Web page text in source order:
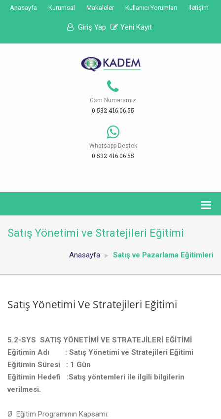
Anasayfa Kurumsal Makaleler Kullanıcı Yorumları iletişim
Giriş Yap Yeni Kayıt
Gsm Numaramız
0 532 416 06 55
Whatsapp Destek
0 532 416 06 55
Satış Yönetimi ve Stratejileri Eğitimi
Anasayfa Satış ve Pazarlama Eğitimleri
Satış Yönetimi Ve Stratejileri Eğitimi
5.2-SYS SATIŞ YÖNETİMİ VE STRATEJİLERİ EĞİTİMİ
Eğitimin Adı : Satış Yönetimi ve Stratejileri Eğitimi
Eğitimin Süresi : 1 Gün
Eğitimin Hedefi :Satış yöntemleri ile ilgili bilgilerin
verilmesi.
Ø Eğitim Programının Kapsamı: